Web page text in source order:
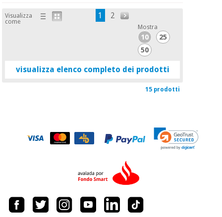
Visualizza
come
1 2
Mostra
10
25
50
visualizza elenco completo dei prodotti
15 prodotti